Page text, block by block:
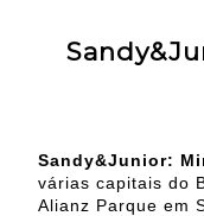
Sandy&Junior:
várias capitais do
Alianz Parque em